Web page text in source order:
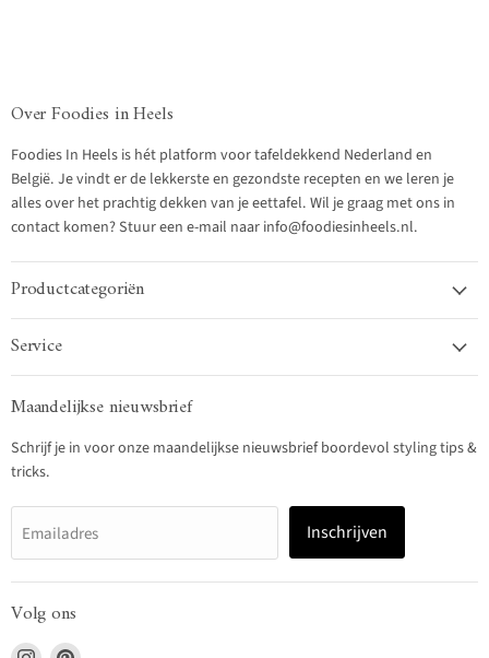
Over Foodies in Heels
Foodies In Heels is hét platform voor tafeldekkend Nederland en
België. Je vindt er de lekkerste en gezondste recepten en we leren je
alles over het prachtig dekken van je eettafel. Wil je graag met ons in
contact komen? Stuur een e-mail naar info@foodiesinheels.nl.
Productcategoriën
Service
Maandelijkse nieuwsbrief
Schrijf je in voor onze maandelijkse nieuwsbrief boordevol styling tips &
tricks.
Emailadres Inschrijven
Volg ons